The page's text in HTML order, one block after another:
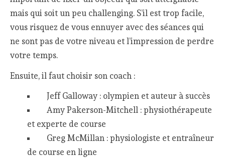
mais qui soit un peu challenging. S’il est trop facile,
vous risquez de vous ennuyer avec des séances qui
ne sont pas de votre niveau et l’impression de perdre
votre temps.
Ensuite, il faut choisir son coach :
Jeff Galloway : olympien et auteur à succès
Amy Pakerson-Mitchell : physiothérapeute
et experte de course
Greg McMillan : physiologiste et entraîneur
de course en ligne